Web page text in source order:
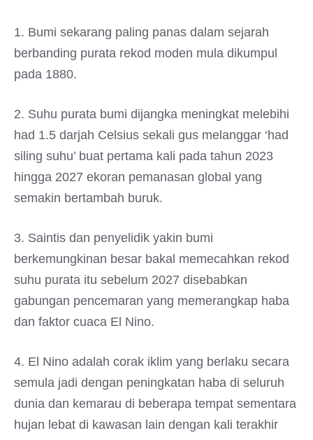
1. Bumi sekarang paling panas dalam sejarah
berbanding purata rekod moden mula dikumpul
pada 1880.
2. Suhu purata bumi dijangka meningkat melebihi
had 1.5 darjah Celsius sekali gus melanggar ‘had
siling suhu’ buat pertama kali pada tahun 2023
hingga 2027 ekoran pemanasan global yang
semakin bertambah buruk.
3. Saintis dan penyelidik yakin bumi
berkemungkinan besar bakal memecahkan rekod
suhu purata itu sebelum 2027 disebabkan
gabungan pencemaran yang memerangkap haba
dan faktor cuaca El Nino.
4. El Nino adalah corak iklim yang berlaku secara
semula jadi dengan peningkatan haba di seluruh
dunia dan kemarau di beberapa tempat sementara
hujan lebat di kawasan lain dengan kali terakhir